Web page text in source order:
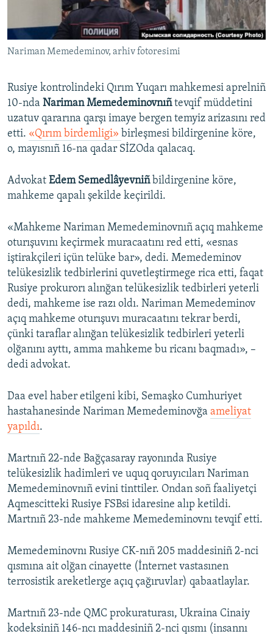
Українською
RFE/RS bütün saytları
Nariman Memedeminov, arhiv fotoresimi
Rusiye kontrolindeki Qırım Yuqarı mahkemesi aprelniñ
10-nda Nariman Memedeminovnıñtevqif müddetini
uzatuv qararına qarşı imaye bergen temyiz arizasını red
etti. «Qırım birdemligi» birleşmesi bildirgenine köre,
o, mayısnıñ 16-na qadar SİZOda qalacaq.
Advokat Edem Semedlâyevniñ bildirgenine köre,
mahkeme qapalı şekilde keçirildi.
«Mahkeme Nariman Memedeminovnıñ açıq mahkeme
oturışuvını keçirmek muracaatını red etti, «esnas
iştirakçileri içün telüke bar», dedi. Memedeminov
telükesizlik tedbirlerini quvetleştirmege rica etti, faqat
Rusiye prokurorı alınğan telükesizlik tedbirleri yeterli
dedi, mahkeme ise razı oldı. Nariman Memedeminov
açıq mahkeme oturışuvı muracaatını tekrar berdi,
çünki taraflar alınğan telükesizlik tedbirleri yeterli
olğanını ayttı, amma mahkeme bu ricanı baqmadı», –
dedi advokat.
Daa evel haber etilgeni kibi, Semaşko Cumhuriyet
hastahanesinde Nariman Memedeminovğa ameliyat
yapıldı.
Martnıñ 22-nde Bağçasaray rayonında Rusiye
telükesizlik hadimleri ve uquq qoruyıcıları Nariman
Memedeminovnıñ evini tinttiler. Ondan soñ faaliyetçi
Aqmescitteki Rusiye FSBsi idaresine alıp ketildi.
Martnıñ 23-nde mahkeme Memedeminovnı tevqif etti.
Memedeminovnı Rusiye CK-nıñ 205 maddesiniñ 2-nci
qısmına ait olğan cinayette (İnternet vastasınen
terrosistik areketlerge açıq çağıruvlar) qabaatlaylar.
Martnıñ 23-nde QMC prokuraturası, Ukraina Cinaiy
kodeksiniñ 146-ncı maddesiniñ 2-nci qısmı (insannı